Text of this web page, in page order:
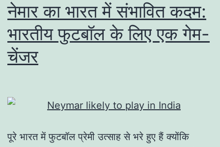
नेमार का भारत में संभावित कदम:
भारतीय फुटबॉल के लिए एक गेम-
चेंजर
पूरे भारत में फुटबॉल प्रेमी उत्साह से भरे हुए हैं क्योंकि